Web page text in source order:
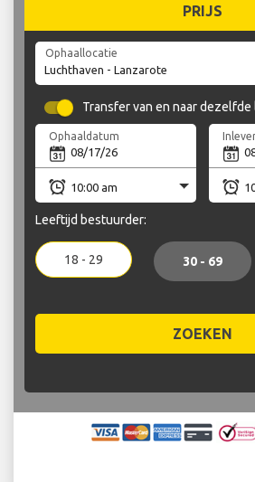
PRIJS
Ophaallocatie
Transfer van en naar dezelfde
Ophaaldatum
Leeftijd bestuurder:
18 - 29 30 - 69
ZOEKEN